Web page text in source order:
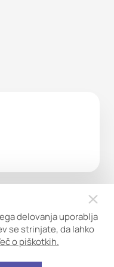
delovanja uporablja
se strinjate, da lahko
o piškotkih.